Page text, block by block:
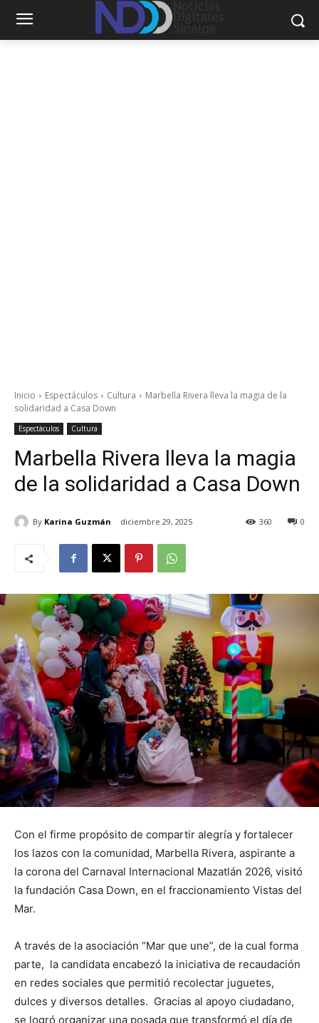
Inicio Espectáculos Cultura
Marbella Rivera lleva la magia de la
solidaridad a Casa Down
Espectáculos Cultura
Marbella Rivera lleva la magia
de la solidaridad a Casa Down
By Karina Guzmán diciembre 29, 2025 0
360
Con el firme propósito de compartir alegría y fortalecer
los lazos con la comunidad, Marbella Rivera, aspirante a
la corona del Carnaval Internacional Mazatlán 2026, visitó
la fundación Casa Down, en el fraccionamiento Vistas del
Mar.
A través de la asociación “Mar que une”, de la cual forma
parte, la candidata encabezó la iniciativa de recaudación
en redes sociales que permitió recolectar juguetes,
dulces y diversos detalles. Gracias al apoyo ciudadano,
se logró organizar una posada que transformó el día de